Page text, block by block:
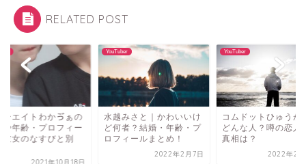
RELATED POST
ーエイトわかゔぁの
や年齢・プロフィー
彼女のなすびと別
2021年10月18日
YouTuber
水越みさと｜かわいいけ
ど何者？結婚・年齢・プ
ロフィールまとめ！
2022年2月7日
YouTuber
コムドットひゅうが
どんな人？噂の恋人
真相は？
2022年2